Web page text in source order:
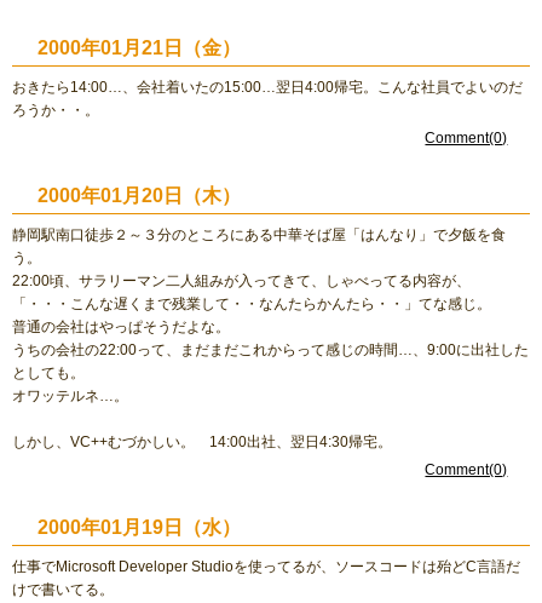
2000年01月21日（金）
おきたら14:00…、会社着いたの15:00…翌日4:00帰宅。こんな社員でよいのだ
ろうか・・。
Comment(0)
2000年01月20日（木）
静岡駅南口徒歩２～３分のところにある中華そば屋「はんなり」で夕飯を食
う。
22:00頃、サラリーマン二人組みが入ってきて、しゃべってる内容が、
「・・・こんな遅くまで残業して・・なんたらかんたら・・」てな感じ。
普通の会社はやっぱそうだよな。
うちの会社の22:00って、まだまだこれからって感じの時間…、9:00に出社した
としても。
オワッテルネ…。
しかし、VC++むづかしい。 14:00出社、翌日4:30帰宅。
Comment(0)
2000年01月19日（水）
仕事でMicrosoft Developer Studioを使ってるが、ソースコードは殆どC言語だ
けで書いてる。